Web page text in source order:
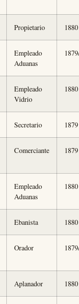
Propietario 1880
Empleado
Aduanas
Empleado
Vidrio
1880
Secretario 1879
Comerciante 1879
Empleado
Aduanas
1880
Ebanista 1880
Orador
Aplanador 1880